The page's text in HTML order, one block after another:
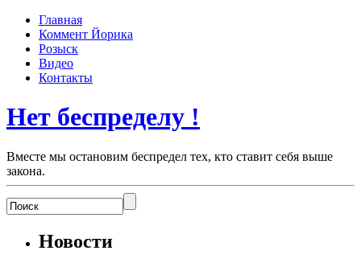
Главная
Коммент Йорика
Розыск
Видео
Контакты
Нет беспределу !
Вместе мы остановим беспредел тех, кто ставит себя выше
закона.
Новости